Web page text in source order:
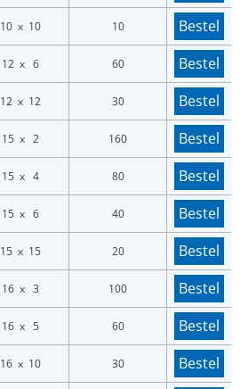
10 x 10 10 Bestel
12 x 6 60 Bestel
12 x 12 30 Bestel
15 x 2 160 Bestel
15 x 4 80 Bestel
15 x 6 40 Bestel
15 x 15 20 Bestel
16 x 3 100 Bestel
16 x 5 60 Bestel
16 x 10 30 Bestel